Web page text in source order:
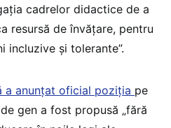
cadrelor didactice de a
resursă de învățare, pentru
incluzive și tolerante”.
a anunțat oficial poziția pe
gen a fost propusă „fără